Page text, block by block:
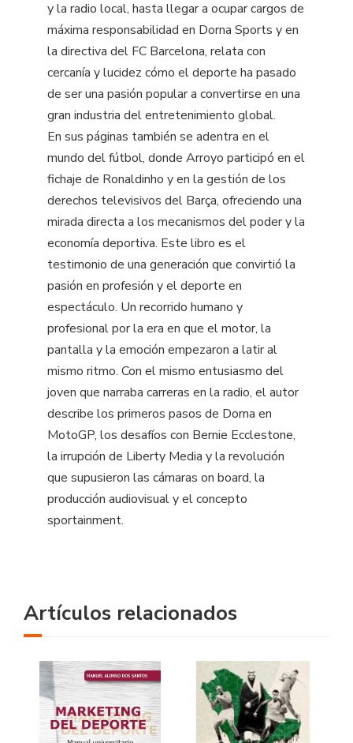
y la radio local, hasta llegar a ocupar cargos de
máxima responsabilidad en Dorna Sports y en
la directiva del FC Barcelona, relata con
cercanía y lucidez cómo el deporte ha pasado
de ser una pasión popular a convertirse en una
gran industria del entretenimiento global.
En sus páginas también se adentra en el
mundo del fútbol, donde Arroyo participó en el
fichaje de Ronaldinho y en la gestión de los
derechos televisivos del Barça, ofreciendo una
mirada directa a los mecanismos del poder y la
economía deportiva. Este libro es el
testimonio de una generación que convirtió la
pasión en profesión y el deporte en
espectáculo. Un recorrido humano y
profesional por la era en que el motor, la
pantalla y la emoción empezaron a latir al
mismo ritmo. Con el mismo entusiasmo del
joven que narraba carreras en la radio, el autor
describe los primeros pasos de Dorna en
MotoGP, los desafíos con Bernie Ecclestone,
la irrupción de Liberty Media y la revolución
que supusieron las cámaras on board, la
producción audiovisual y el concepto
sportainment.
Artículos relacionados